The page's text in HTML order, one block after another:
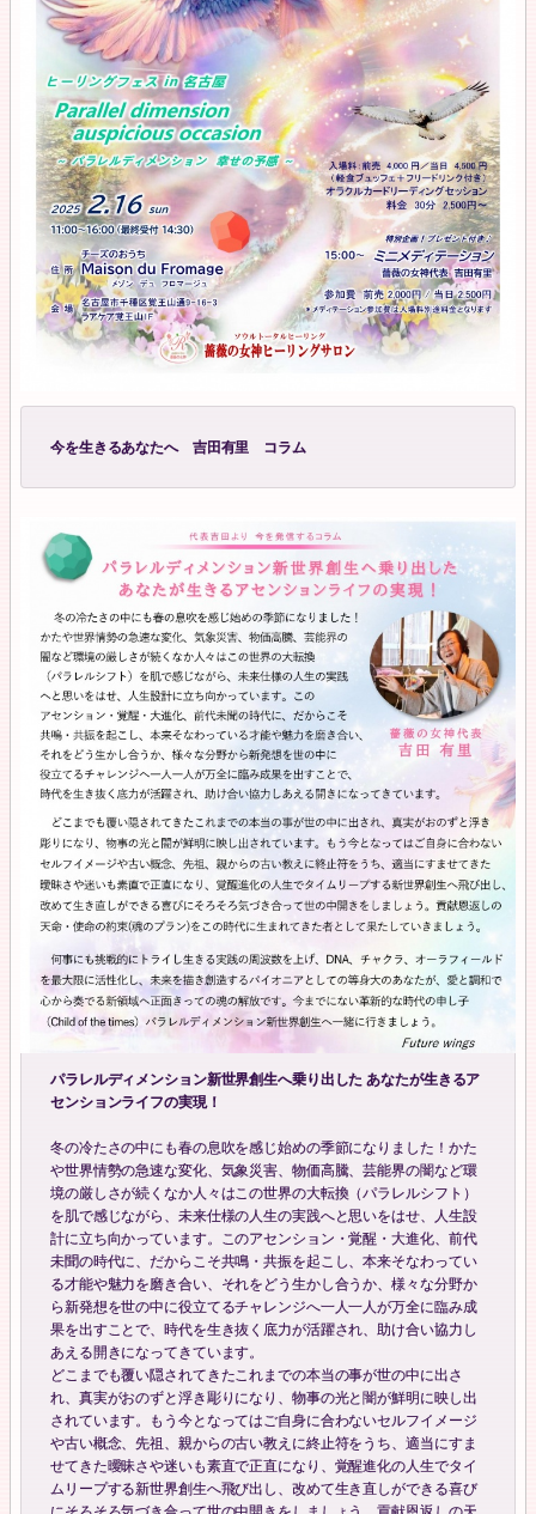
今を生きるあなたへ 吉田有里 コラム
パラレルディメンション新世界創生へ乗り出した あなたが生きるア
センションライフの実現！
冬の冷たさの中にも春の息吹を感じ始めの季節になりました！かた
や世界情勢の急速な変化、気象災害、物価高騰、芸能界の闇など環
境の厳しさが続くなか人々はこの世界の大転換（パラレルシフト）
を肌で感じながら、未来仕様の人生の実践へと思いをはせ、人生設
計に立ち向かっています。このアセンション・覚醒・大進化、前代
未聞の時代に、だからこそ共鳴・共振を起こし、本来そなわってい
る才能や魅力を磨き合い、それをどう生かし合うか、様々な分野か
ら新発想を世の中に役立てるチャレンジへ一人一人が万全に臨み成
果を出すことで、時代を生き抜く底力が活躍され、助け合い協力し
あえる開きになってきています。
どこまでも覆い隠されてきたこれまでの本当の事が世の中に出さ
れ、真実がおのずと浮き彫りになり、物事の光と闇が鮮明に映し出
されています。もう今となってはご自身に合わないセルフイメージ
や古い概念、先祖、親からの古い教えに終止符をうち、適当にすま
せてきた曖昧さや迷いも素直で正直になり、覚醒進化の人生でタイ
ムリープする新世界創生へ飛び出し、改めて生き直しができる喜び